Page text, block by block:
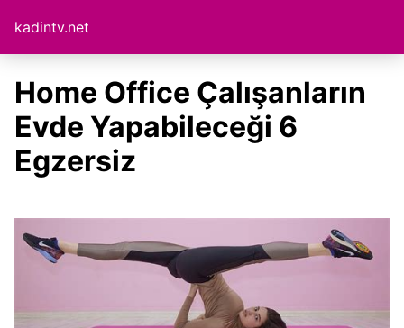
kadintv.net
Home Office Çalışanların
Evde Yapabileceği 6
Egzersiz